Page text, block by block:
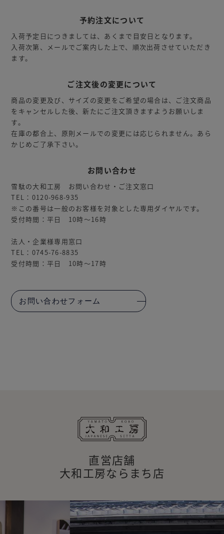
予約注文について
入荷予定日につきましては、あくまで目安日となります。
入荷次第、メールでご案内した上で、順次出荷させていただき
ます。
ご注文後の変更について
商品の変更及び、サイズの変更をご希望の場合は、ご注文商品
をキャンセルした後、新たにご注文頂きますようお願いしま
す。
在庫の都合上、原則メールでの変更には応じられません。あら
かじめご了承下さい。
お問い合わせ
雪駄の大和工房 お問い合わせ・ご注文窓口
TEL：0120-968-935
※この番号は一般のお客様を対象とした専用ダイヤルです。
受付時間：平日 10時～16時
法人・企業様専用窓口
TEL：0745-76-8835
受付時間：平日 10時～17時
お問い合わせフォーム
直営店舗
大和工房ならまち店